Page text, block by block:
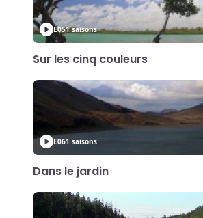
E051 saisons
Sur les cinq couleurs
E061 saisons
Dans le jardin